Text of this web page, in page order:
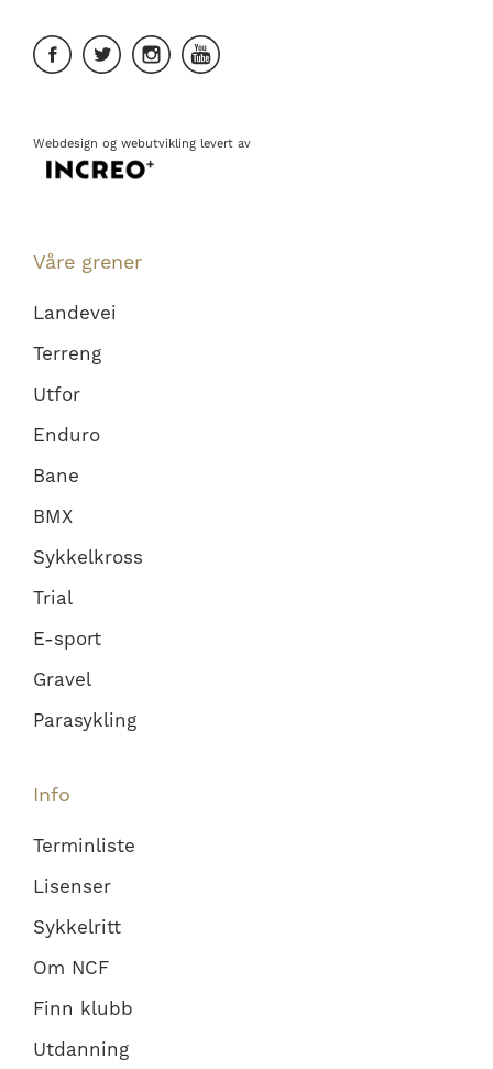
Webdesign og webutvikling levert av
Våre grener
Landevei
Terreng
Utfor
Enduro
Bane
BMX
Sykkelkross
Trial
E-sport
Gravel
Parasykling
Info
Terminliste
Lisenser
Sykkelritt
Om NCF
Finn klubb
Utdanning